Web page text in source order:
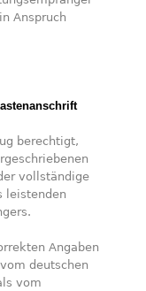
Anspruch
berechtigt,
vollständige
leistenden
Angaben
deutschen
vom